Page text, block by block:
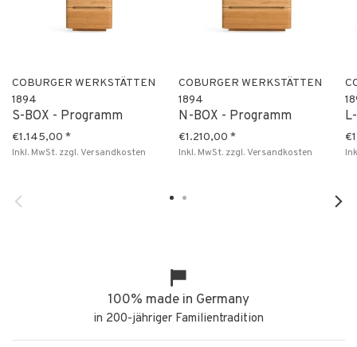
COBURGER WERKSTÄTTEN
1894
S-BOX - Programm
€1.145,00 *
Inkl. MwSt. zzgl.Versandkosten
COBURGER WERKSTÄTTEN
1894
N-BOX - Programm
€1.210,00 *
Inkl. MwSt. zzgl.Versandkosten
100% made in Germany
in 200-jähriger Familientradition